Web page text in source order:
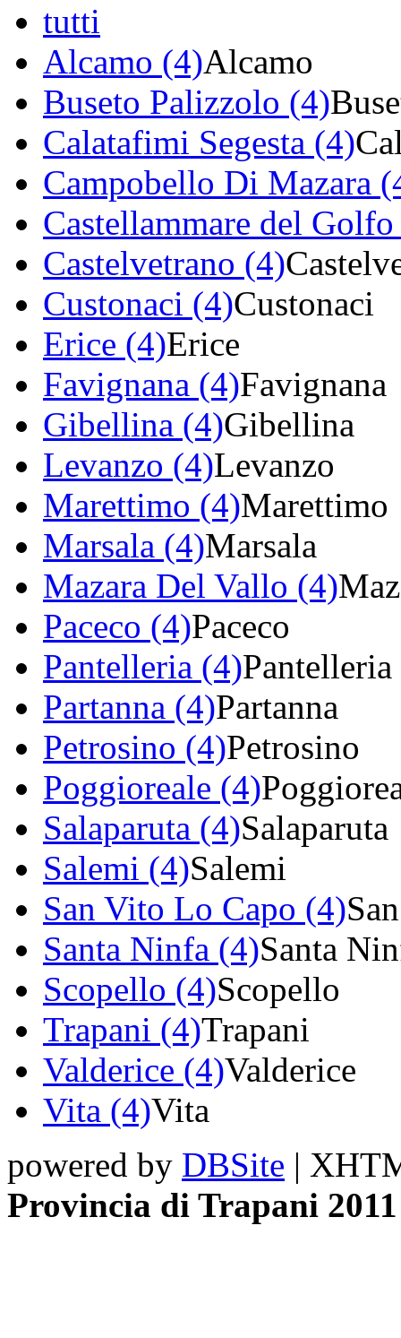
tutti
Alcamo (4)Alcamo
Buseto Palizzolo (4)
Calatafimi Segesta (4)
Campobello Di Mazara
Castellammare del
Castelvetrano (4)
Custonaci (4)Custonaci
Erice (4)Erice
Favignana (4)Favignana
Gibellina (4)Gibellina
Levanzo (4)Levanzo
Marettimo (4)Marettimo
Marsala (4)Marsala
Mazara Del Vallo (4)
Paceco (4)Paceco
Pantelleria (4)Pantelleria
Partanna (4)Partanna
Petrosino (4)Petrosino
Poggioreale (4)
Salaparuta (4)Salaparuta
Salemi (4)Salemi
San Vito Lo Capo (4)
Santa Ninfa (4)Santa
Scopello (4)Scopello
Trapani (4)Trapani
Valderice (4)Valderice
Vita (4)Vita
powered by DBSite |
Provincia di Trapani 2011